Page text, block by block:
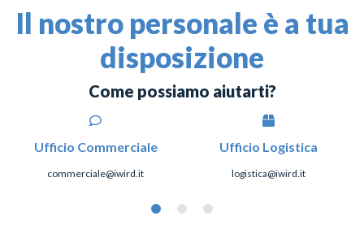
Il nostro personale è a tua
disposizione
Come possiamo aiutarti?
Ufficio Commerciale
commerciale@iwird.it
Ufficio Logistica
logistica@iwird.it